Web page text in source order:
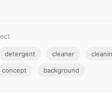
detergent cleaner
concept background